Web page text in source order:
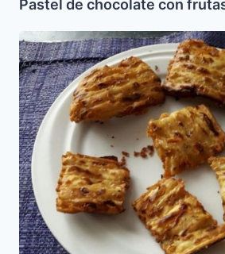
Pastel de chocolate con
Empanadas
o
Sambousseks
de
Queso
(Pesaj)